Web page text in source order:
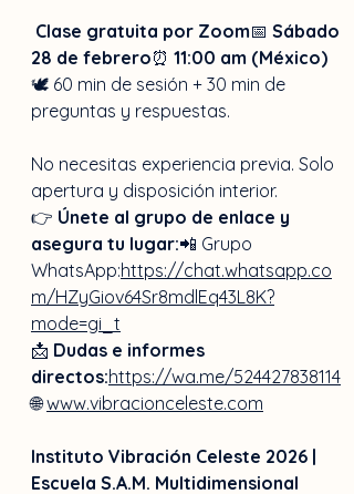
Clase gratuita por Zoom📅 Sábado
28 de febrero⏰ 11:00 am (México)
🕊 60 min de sesión + 30 min de
preguntas y respuestas.
No necesitas experiencia previa. Solo
apertura y disposición interior.
👉 Únete al grupo de enlace y
asegura tu lugar:📲 Grupo
WhatsApp:https://chat.whatsapp.co
m/HZyGiov64Sr8mdlEq43L8K?
mode=gi_t
📩 Dudas e informes
directos:https://wa.me/524427838114
🌐 www.vibracionceleste.com
Instituto Vibración Celeste 2026 |
Escuela S.A.M. Multidimensional